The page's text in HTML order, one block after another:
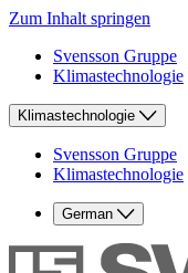
Zum Inhalt springen
Svensson Gruppe
Klimastechnologie
Klimastechnologie
Svensson Gruppe
Klimastechnologie
German